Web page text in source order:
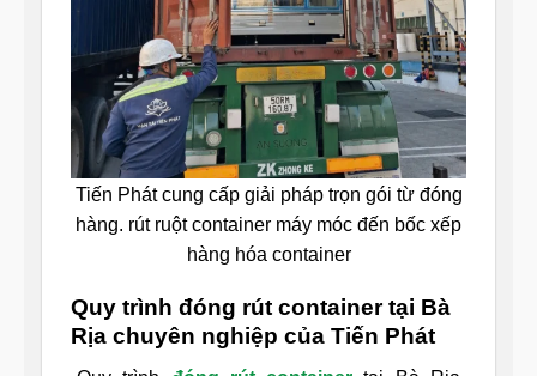
Tiến Phát cung cấp giải pháp trọn gói từ đóng
hàng. rút ruột container máy móc đến bốc xếp
hàng hóa container
Quy trình đóng rút container tại Bà
Rịa chuyên nghiệp của Tiến Phát